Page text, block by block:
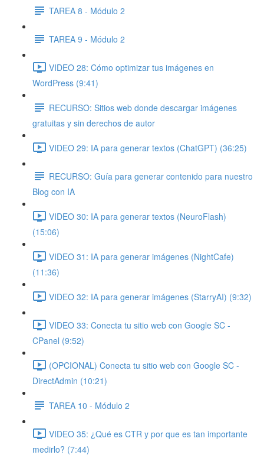
TAREA 8 - Módulo 2
TAREA 9 - Módulo 2
VIDEO 28: Cómo optimizar tus imágenes en
WordPress (9:41)
RECURSO: Sitios web donde descargar imágenes
gratuitas y sin derechos de autor
VIDEO 29: IA para generar textos (ChatGPT) (36:25)
RECURSO: Guía para generar contenido para nuestro
Blog con IA
VIDEO 30: IA para generar textos (NeuroFlash)
(15:06)
VIDEO 31: IA para generar imágenes (NightCafe)
(11:36)
VIDEO 32: IA para generar imágenes (StarryAI) (9:32)
VIDEO 33: Conecta tu sitio web con Google SC -
CPanel (9:52)
(OPCIONAL) Conecta tu sitio web con Google SC -
DirectAdmin (10:21)
TAREA 10 - Módulo 2
VIDEO 35: ¿Qué es CTR y por que es tan importante
medirlo? (7:44)